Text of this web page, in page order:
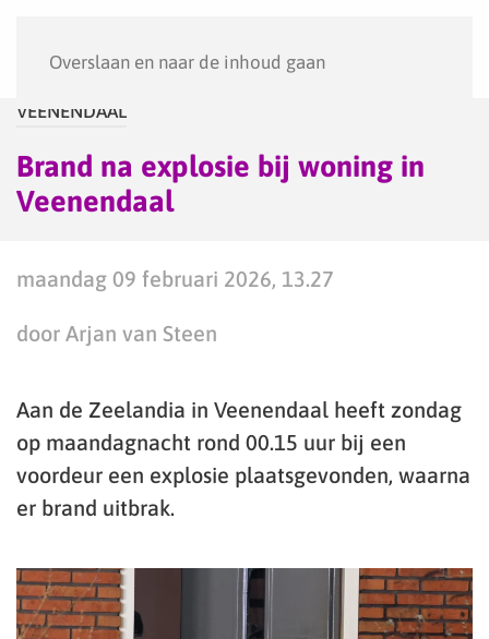
Overslaan en naar de inhoud gaan
VEENENDAAL
Brand na explosie bij woning in
Veenendaal
maandag 09 februari 2026, 13.27
door Arjan van Steen
Aan de Zeelandia in Veenendaal heeft zondag
op maandagnacht rond 00.15 uur bij een
voordeur een explosie plaatsgevonden, waarna
er brand uitbrak.